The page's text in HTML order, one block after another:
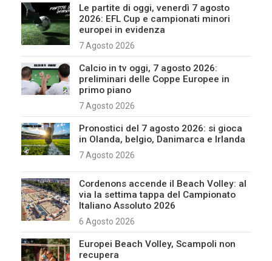
Le partite di oggi, venerdì 7 agosto
2026: EFL Cup e campionati minori
europei in evidenza
7 Agosto 2026
Calcio in tv oggi, 7 agosto 2026:
preliminari delle Coppe Europee in
primo piano
7 Agosto 2026
Pronostici del 7 agosto 2026: si gioca
in Olanda, belgio, Danimarca e Irlanda
7 Agosto 2026
Cordenons accende il Beach Volley: al
via la settima tappa del Campionato
Italiano Assoluto 2026
6 Agosto 2026
Europei Beach Volley, Scampoli non
recupera